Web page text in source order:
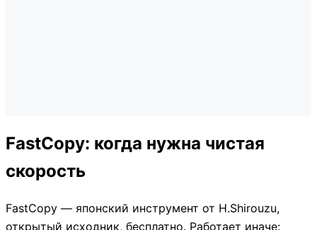
FastCopy: когда нужна чистая
скорость
FastCopy — японский инструмент от H.Shirouzu,
открытый исходник, бесплатно. Работает иначе: